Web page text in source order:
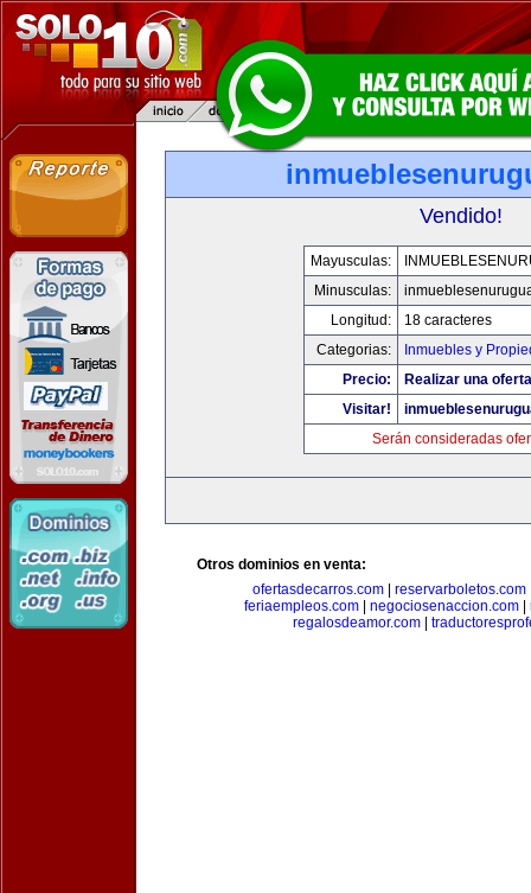
Vendido!
Mayusculas:
Minusculas:
Longitud:
18 caracteres
Categorias:
Inmuebles y
Precio:
Realizar una
Visitar!
Serán consideradas
Otros dominios en venta:
ofertasdecarros.com| reservarboletos.com
feriaempleos.com
negociosenaccion.com
regalosdeamor.com